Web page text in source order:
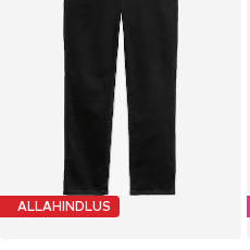
ALLAHINDLUS